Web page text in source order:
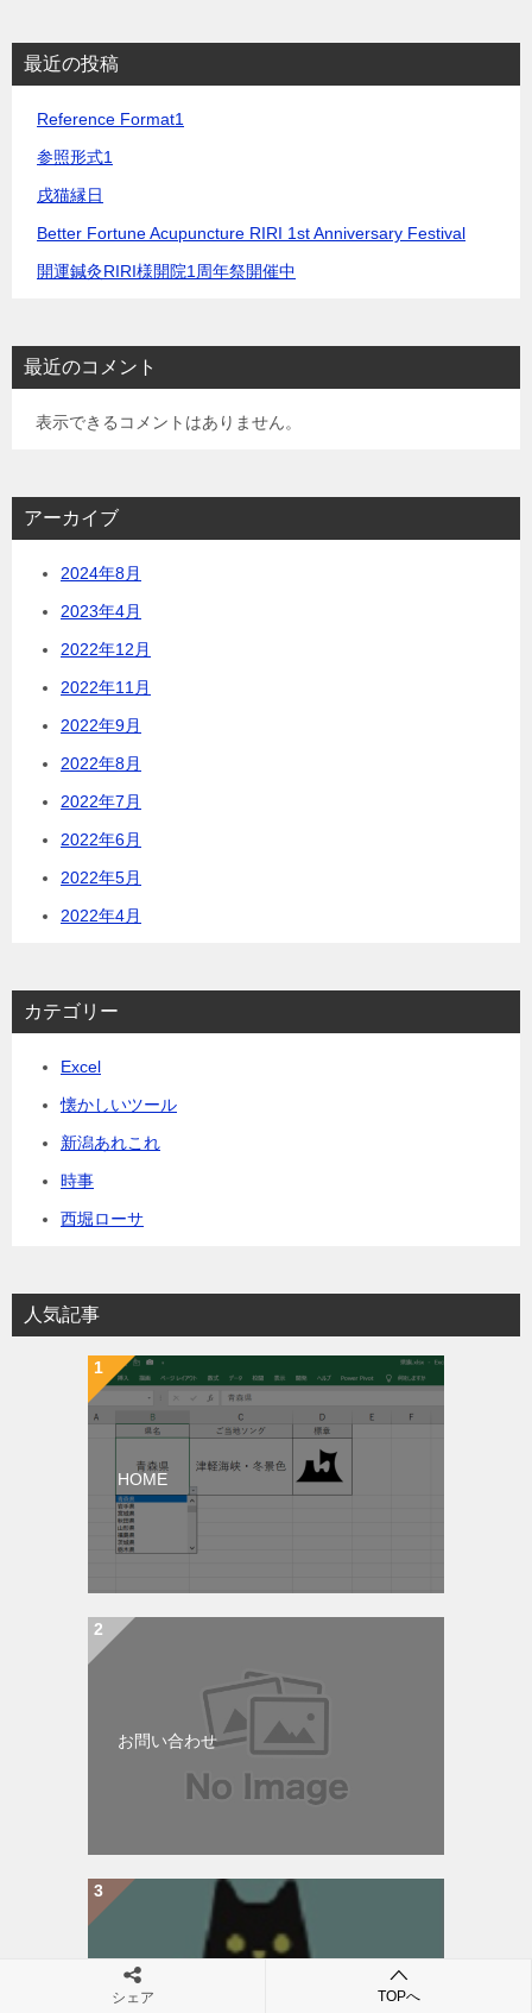
最近の投稿
Reference Format1
参照形式1
戌猫縁日
Better Fortune Acupuncture RIRI 1st Anniversary Festival
開運鍼灸RIRI様開院1周年祭開催中
最近のコメント
表示できるコメントはありません。
アーカイブ
2024年8月
2023年4月
2022年12月
2022年11月
2022年9月
2022年8月
2022年7月
2022年6月
2022年5月
2022年4月
カテゴリー
Excel
懐かしいツール
新潟あれこれ
時事
西堀ローサ
人気記事
HOME
お問い合わせ
about us
シェア TOPへ